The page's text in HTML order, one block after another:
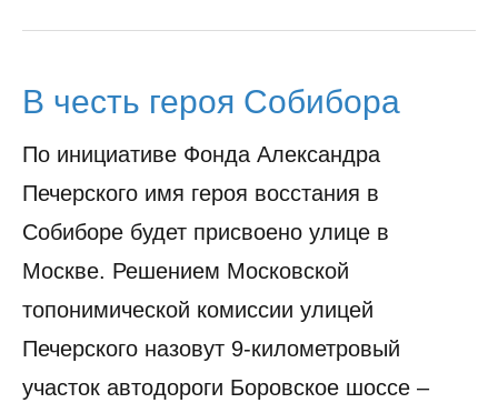
В честь героя Собибора
По инициативе Фонда Александра
Печерского имя героя восстания в
Собиборе будет присвоено улице в
Москве. Решением Московской
топонимической комиссии улицей
Печерского назовут 9-километровый
участок автодороги Боровское шоссе –